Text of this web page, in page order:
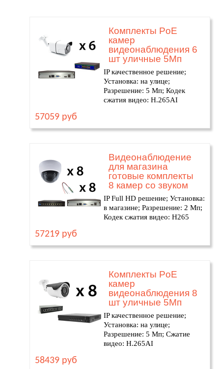
Комплекты PoE
камер
видеонаблюдения 6
шт уличные 5Мп
IP качественное решение;
Установка: на улице;
Разрешение: 5 Мп; Кодек
сжатия видео: H.265AI
57059 руб
Видеонаблюдение
для магазина
готовые комплекты
8 камер со звуком
IP Full HD решение; Установка:
в магазине; Разрешение: 2 Мп;
Кодек сжатия видео: H265
57219 руб
Комплекты PoE
камер
видеонаблюдения 8
шт уличные 5Мп
IP качественное решение;
Установка: на улице;
Разрешение: 5 Мп; Сжатие
видео: H.265AI
58439 руб